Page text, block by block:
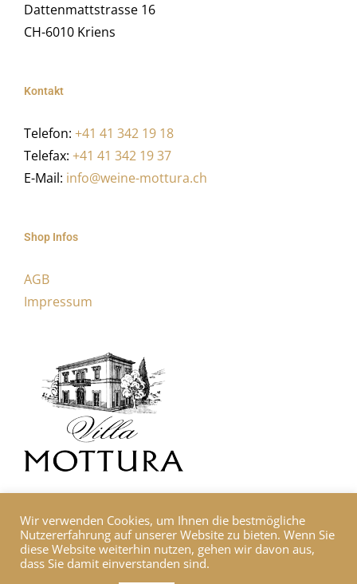
Dattenmattstrasse 16
CH-6010 Kriens
Kontakt
Telefon: +41 41 342 19 18
Telefax: +41 41 342 19 37
E-Mail: info@weine-mottura.ch
Shop Infos
AGB
Impressum
Wir verwenden Cookies, um Ihnen die bestmögliche
Nutzererfahrung auf unserer Website zu bieten. Wenn Sie
diese Website weiterhin nutzen, gehen wir davon aus,
dass Sie damit einverstanden sind.